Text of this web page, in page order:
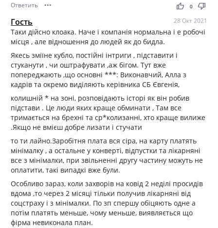
Ответить ••• thumb_up thumb_down
0
Гость 28 Окт 2021
Таки дійсно клоака. Наче і компанія нормальна і е робочі
місця , але відношення до людей як до бидла.
Якесь зміїне кубло, постійні інтриги , підставити і
стуканути , чи оштрафувати ,аж бігом. Тут вже
попереджають ,що основні ***: Виконавчий, Алла з
кадрів та окремо виділяють керівника СБ Євгенія,
колишній * на зоні, розповідають історі як він робив
підстави . Це люди яких краще обминати , Там все
тримається на брехні та ср*колизанні, хто краще вилиже
.Якщо не вмієш добре лизати і стучати
то ти лайно.Заробітня плата вся сіра, на карту платять
мінімалку , а остальне у конверті, відпустки та лікарняні
все з мінімалки, при звільненні другу частину можуть не
оплатити, такі випадкі вже були.
Особливо зараз, коли захворів на ковід 2 неділі просидів
вдома ,то через 2 місяці тільки получив лікарняні від
соцстраху і з мінімалки. По зп спершу обіцяють одне а
потім платять меньше, чому меньше, виявляється що
фірма невиконала план.